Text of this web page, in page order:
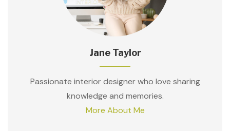
Jane Taylor
Passionate interior designer who love sharing
knowledge and memories.
More About Me